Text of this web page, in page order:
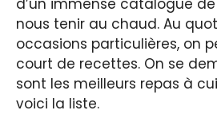
nous tenir au chaud. Au
occasions particulières, on
court de recettes. On se
sont les meilleurs repas à
voici la liste.